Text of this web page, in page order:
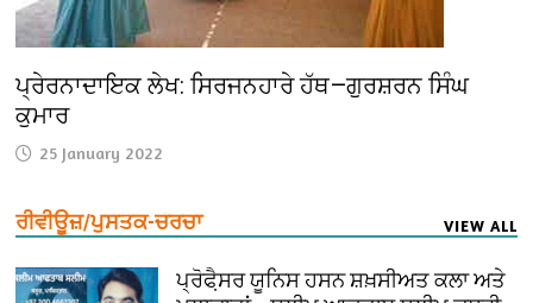
ਪ੍ਰੇਰਨਾਦਾਇਕ ਲੇਖ: ਸਿਰਜਨਹਾਰੇ ਹੱਥ—ਗੁਰਸ਼ਰਨ ਸਿੰਘ
ਕੁਮਾਰ
25 January 2022
ਰੀਵੀਊਜ਼/ਪੁਸਤਕ-ਚਰਚਾ VIEW ALL
ਪ੍ਰੋਫੈ਼ਸਰ ਯੂਨਿਸ ਹਸਨ ਸ਼ਖ਼ਸੀਅਤ ਕਲਾ ਅਤੇ